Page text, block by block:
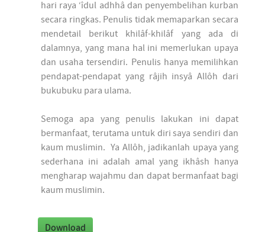
hari raya ‘îdul adhhâ dan penyembelihan kurban
secara ringkas. Penulis tidak memaparkan secara
mendetail berikut khilâf-khilâf yang ada di
dalamnya, yang mana hal ini memerlukan upaya
dan usaha tersendiri. Penulis hanya memilihkan
pendapat-pendapat yang râjih insyâ Allôh dari
bukubuku para ulama.
Semoga apa yang penulis lakukan ini dapat
bermanfaat, terutama untuk diri saya sendiri dan
kaum muslimin. Ya Allôh, jadikanlah upaya yang
sederhana ini adalah amal yang ikhâsh hanya
mengharap wajahmu dan dapat bermanfaat bagi
kaum muslimin.